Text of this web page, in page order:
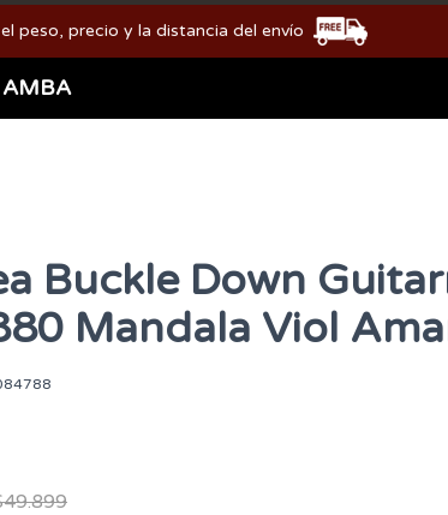
peso, precio y la distancia del envío
AMBA
Buckle Down
Mandala Viol